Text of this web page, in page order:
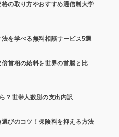
の取り方やおすすめ通信制大学
を学べる無料相談サービス5選
首相の給料を世界の首脳と比
？世帯人数別の支出内訳
びのコツ！保険料を抑える方法